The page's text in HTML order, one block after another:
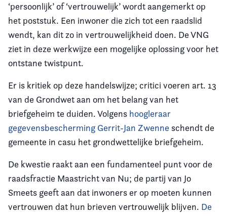
‘persoonlijk’ of ‘vertrouwelijk’ wordt aangemerkt op
het poststuk. Een inwoner die zich tot een raadslid
wendt, kan dit zo in vertrouwelijkheid doen. De VNG
ziet in deze werkwijze een mogelijke oplossing voor het
ontstane twistpunt.
Er is kritiek op deze handelswijze; critici voeren art. 13
van de Grondwet aan om het belang van het
briefgeheim te duiden. Volgens hoogleraar
gegevensbescherming Gerrit-Jan Zwenne schendt de
gemeente in casu het grondwettelijke briefgeheim.
De kwestie raakt aan een fundamenteel punt voor de
raadsfractie Maastricht van Nu; de partij van Jo
Smeets geeft aan dat inwoners er op moeten kunnen
vertrouwen dat hun brieven vertrouwelijk blijven. De